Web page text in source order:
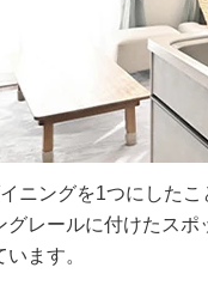
ニングを1つにした
グレールに付けたス
ます。